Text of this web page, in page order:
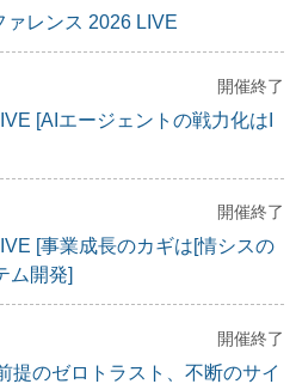
レンス 2026 LIVE
開催終了
[AIエージェントの戦力化はI
開催終了
[事業成長のカギは[情シスの
ム開発]
開催終了
提のゼロトラスト、不断のサイ